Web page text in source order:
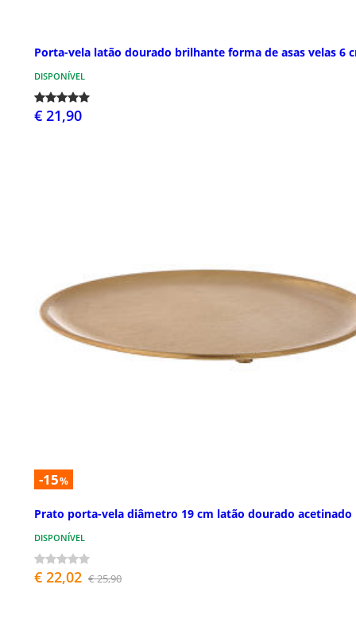
Porta-vela latão dourado brilhante forma de asas velas 6
DISPONÍVEL
€ 21,90
-15%
Prato porta-vela diâmetro 19 cm latão dourado acetinado
DISPONÍVEL
€ 22,02 € 25,90